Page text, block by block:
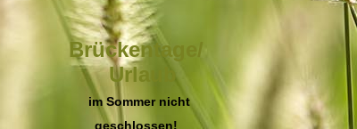
Brückentage/
Urlaub
im Sommer nicht
geschlossen!